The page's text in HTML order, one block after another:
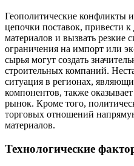
Геополитические конфликты
цепочки поставок, привести
материалов и вызвать резкие
ограничения на импорт или
сырья могут создать
строительных компаний.
ситуация в регионах,
компонентов, также
рынок. Кроме того,
торговых отношений
материалов.
Технологические